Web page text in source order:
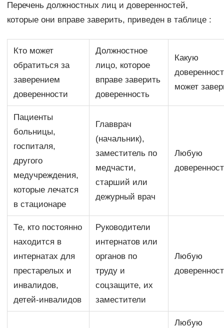
Перечень должностных лиц и доверенностей,
которые они вправе заверить, приведен в таблице :
Кто может
обратиться за
заверением
доверенности
Должностное
лицо, которое
вправе заверить
доверенность
Какую
может
Пациенты
больницы,
госпиталя,
другого
медучреждения,
которые лечатся
в стационаре
Главврач
(начальник),
заместитель по
медчасти,
старший или
дежурный врач
Любую
Те, кто постоянно
находится в
интернатах для
престарелых и
инвалидов,
детей-инвалидов
Руководители
интернатов или
органов по
труду и
соцзащите, их
заместители
Любую
Любую